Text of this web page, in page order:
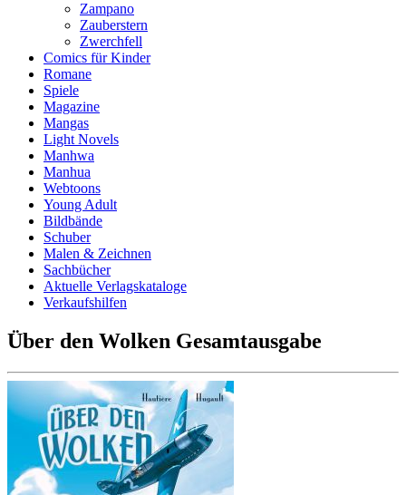
Zampano
Zauberstern
Zwerchfell
Comics für Kinder
Romane
Spiele
Magazine
Mangas
Light Novels
Manhwa
Manhua
Webtoons
Young Adult
Bildbände
Schuber
Malen & Zeichnen
Sachbücher
Aktuelle Verlagskataloge
Verkaufshilfen
Über den Wolken Gesamtausgabe